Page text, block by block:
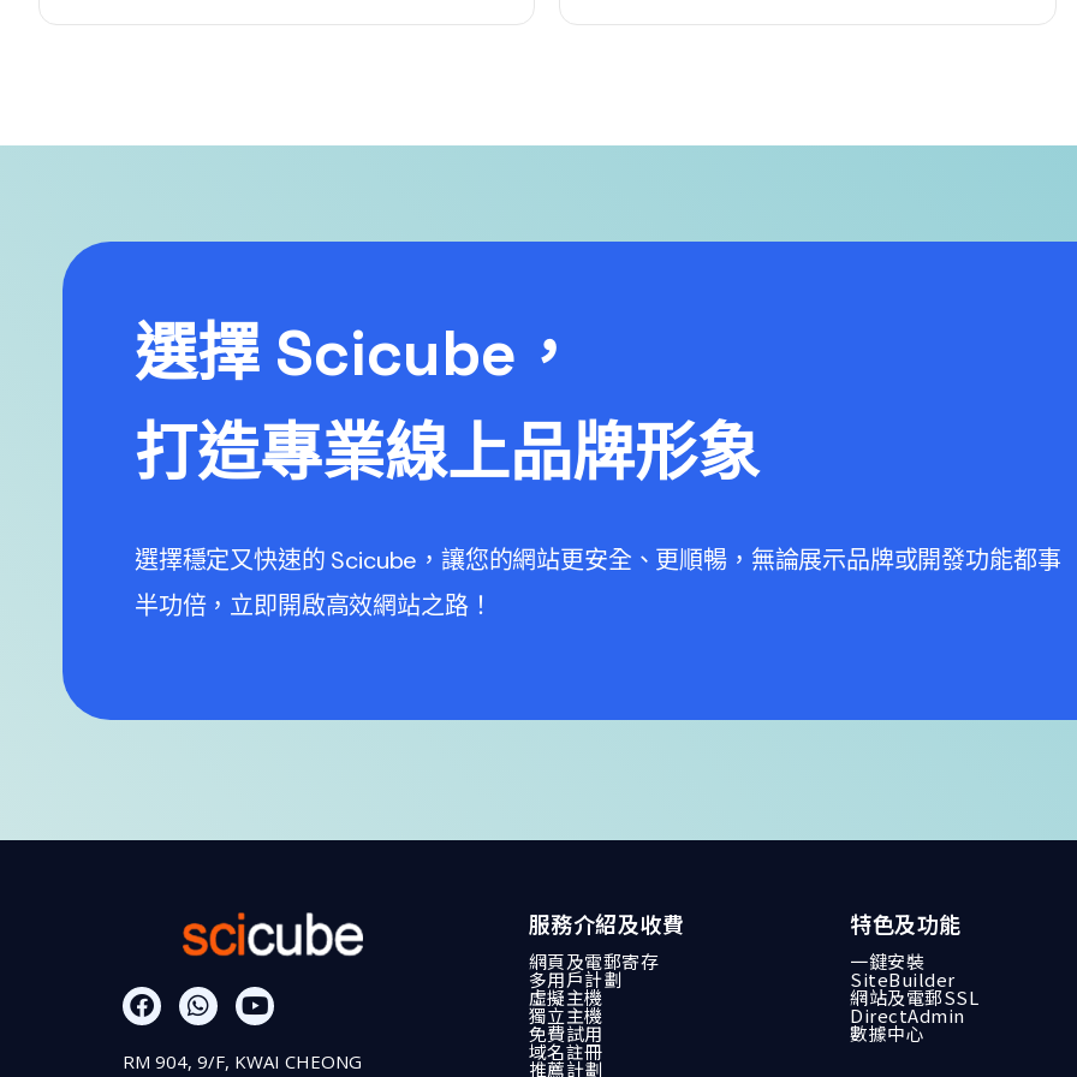
選擇 Scicube，
打造專業線上品牌形象
選擇穩定又快速的 Scicube，讓您的網站更安全、更順暢，無論展示品牌或開發功能都事
半功倍，立即開啟高效網站之路！
RM 904, 9/F, KWAI CHEONG
服務介紹及收費
網頁及電郵寄存
多用戶計劃
虛擬主機
獨立主機
免費試用
域名註冊
推薦計劃
特色及功能
一鍵安裝
SiteBuilder
網站及電郵SSL
DirectAdmin
數據中心